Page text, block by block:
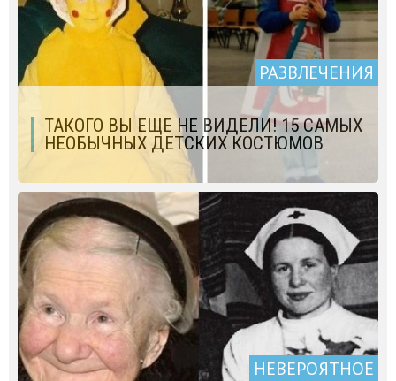
РАЗВЛЕЧЕНИЯ
ТАКОГО ВЫ ЕЩЕ НЕ ВИДЕЛИ! 15 CАМЫХ
НЕОБЫЧНЫХ ДЕТСКИХ КОСТЮМОВ
НЕВЕРОЯТНОЕ